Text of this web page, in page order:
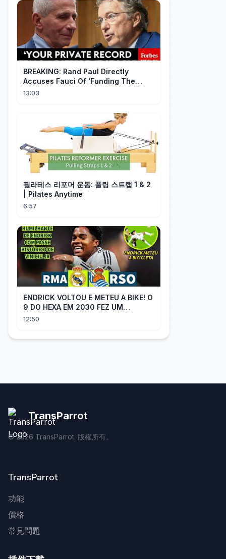
BREAKING: Rand Paul Directly
Accuses Fauci Of 'Funding The
Wuhan Bat Coronavirus Work'
13:03
필라테스 리포머 운동: 풀링 스트랩 1 & 2
| Pilates Anytime
6:57
ENDRICK VOLTOU E METEU A BIKE! O
9 DO HEXA EM 2030 FEZ UM
GOLAÇO E MOSTROU QUE VAI SER
12:50
TransParrot
©2026 TransParrot. 版權所有。
TransParrot
功能
價格
常見問題